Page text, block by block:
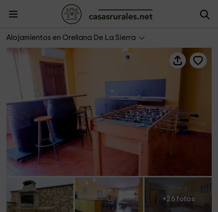
Alojamientos en Orellana De La Sierra
Casa en el pantano de Orellana
+26 fotos